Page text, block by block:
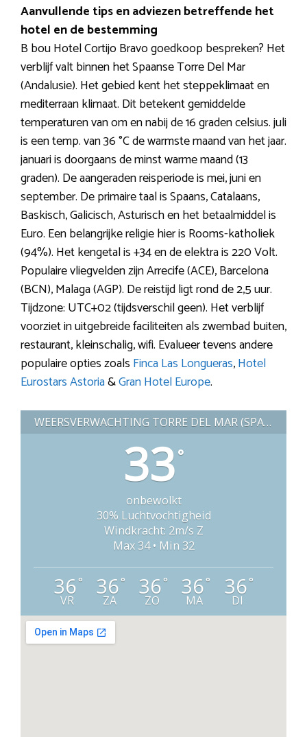
Aanvullende tips en adviezen betreffende het
hotel en de bestemming
B bou Hotel Cortijo Bravo goedkoop bespreken? Het
verblijf valt binnen het Spaanse Torre Del Mar
(Andalusie). Het gebied kent het steppeklimaat en
mediterraan klimaat. Dit betekent gemiddelde
temperaturen van om en nabij de 16 graden celsius. juli
is een temp. van 36 °C de warmste maand van het jaar.
januari is doorgaans de minst warme maand (13
graden). De aangeraden reisperiode is mei, juni en
september. De primaire taal is Spaans, Catalaans,
Baskisch, Galicisch, Asturisch en het betaalmiddel is
Euro. Een belangrijke religie hier is Rooms-katholiek
(94%). Het kengetal is +34 en de elektra is 220 Volt.
Populaire vliegvelden zijn Arrecife (ACE), Barcelona
(BCN), Malaga (AGP). De reistijd ligt rond de 2,5 uur.
Tijdzone: UTC+02 (tijdsverschil geen). Het verblijf
voorziet in uitgebreide faciliteiten als zwembad buiten,
restaurant, kleinschalig, wifi. Evalueer tevens andere
populaire opties zoals Finca Las Longueras,Hotel
Eurostars Astoria&Gran Hotel Europe.
WEERSVERWACHTING TORRE DEL MAR (SPANJE)
33°
onbewolkt
30% Luchtvochtigheid
Windkracht: 2m/s Z
Max 34 • Min 32
36°
VR
36°
ZA
36°
ZO
36°
MA
36°
DI